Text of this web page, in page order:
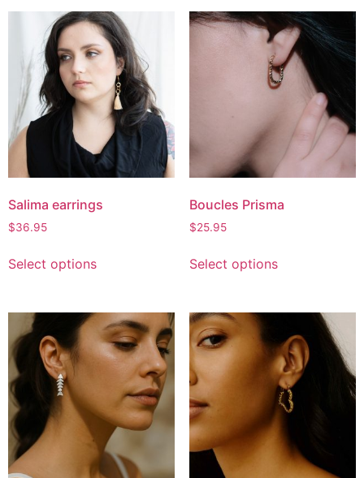
Salima earrings
$36.95
Select options
Boucles Prisma
$25.95
Select options